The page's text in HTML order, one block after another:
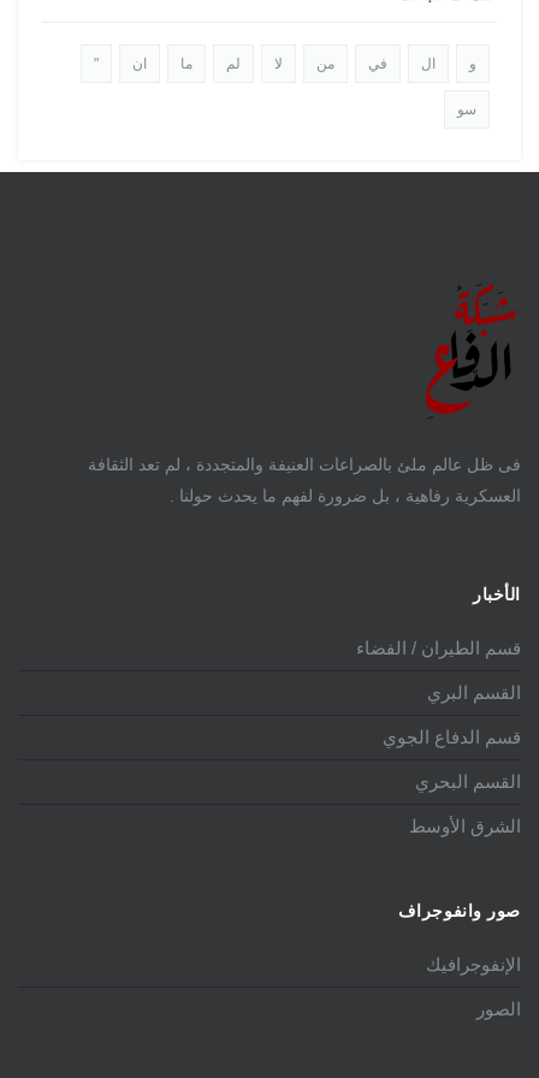
و ال في من لا لم ما ان "
سو
فى ظل عالم ملئ بالصراعات العنيفة والمتجددة ، لم تعد الثقافة
العسكرية رفاهية ، بل ضرورة لفهم ما يحدث حولنا .
الأخبار
قسم الطيران / الفضاء
القسم البري
قسم الدفاع الجوي
القسم البحري
الشرق الأوسط
صور وانفوجراف
الإنفوجرافيك
الصور